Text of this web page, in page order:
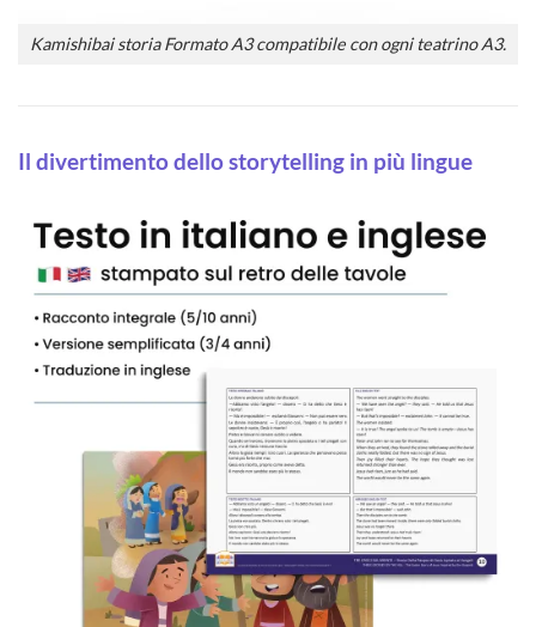
Kamishibai storia Formato A3 compatibile con ogni teatrino A3.
Il divertimento dello storytelling in più lingue